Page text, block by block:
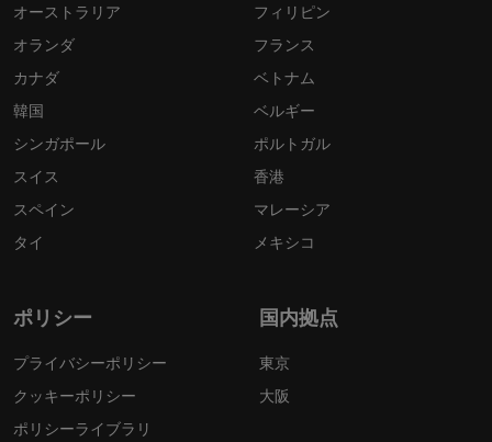
オーストラリア
オランダ
カナダ
韓国
シンガポール
スイス
スペイン
タイ
フィリピン
フランス
ベトナム
ベルギー
ポルトガル
香港
マレーシア
メキシコ
ポリシー
プライバシーポリシー
クッキーポリシー
ポリシーライブラリ
国内拠点
東京
大阪